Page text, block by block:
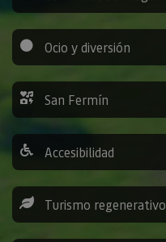
Ocio y diversión
San Fermín
Accesibilidad
Turismo regenerativo